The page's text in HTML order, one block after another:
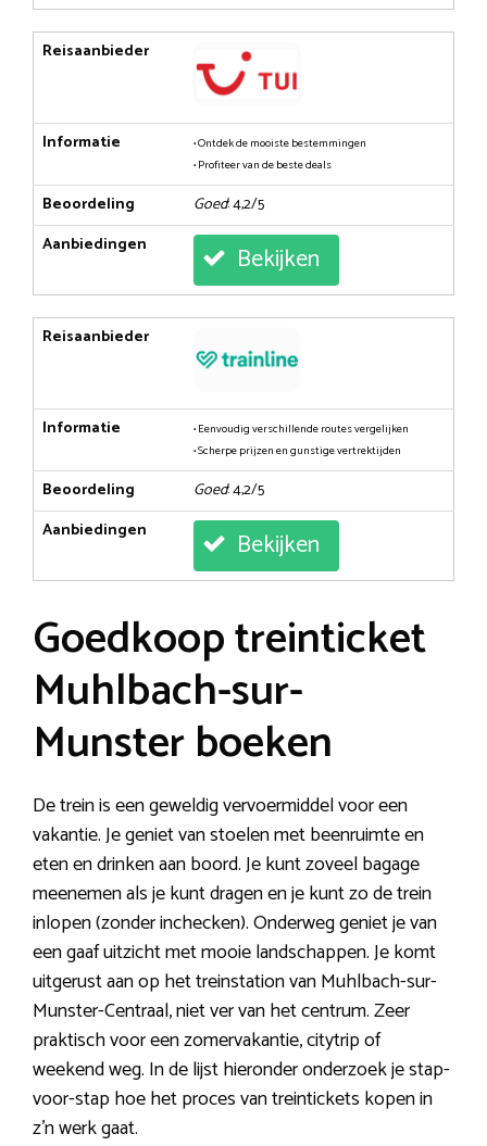
Reisaanbieder
Informatie
• Ontdek de mooiste bestemmingen
• Profiteer van de beste deals
Beoordeling Goed: 4,2/5
Aanbiedingen
Bekijken
Reisaanbieder
Informatie
• Eenvoudig verschillende routes vergelijken
• Scherpe prijzen en gunstige vertrektijden
Beoordeling Goed: 4,2/5
Aanbiedingen
Bekijken
Goedkoop treinticket
Muhlbach-sur-
Munster boeken
De trein is een geweldig vervoermiddel voor een
vakantie. Je geniet van stoelen met beenruimte en
eten en drinken aan boord. Je kunt zoveel bagage
meenemen als je kunt dragen en je kunt zo de trein
inlopen (zonder inchecken). Onderweg geniet je van
een gaaf uitzicht met mooie landschappen. Je komt
uitgerust aan op het treinstation van Muhlbach-sur-
Munster-Centraal, niet ver van het centrum. Zeer
praktisch voor een zomervakantie, citytrip of
weekend weg. In de lijst hieronder onderzoek je stap-
voor-stap hoe het proces van treintickets kopen in
z’n werk gaat.